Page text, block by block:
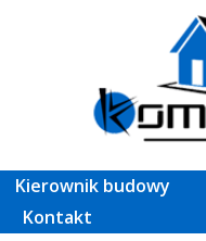
Kierownik budowy
Kontakt